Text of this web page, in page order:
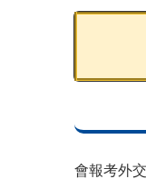
會報考外